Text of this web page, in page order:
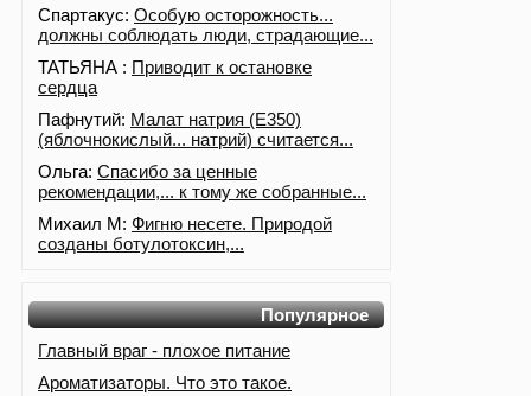
Спартакус: Особую осторожность...
должны соблюдать люди, страдающие...
ТАТЬЯНА : Приводит к остановке
сердца
Пафнутий: Малат натрия (E350)
(яблочнокислый... натрий) считается...
Ольга: Спасибо за ценные
рекомендации,... к тому же собранные...
Михаил М: Фигню несете. Природой
созданы ботулотоксин,...
Популярное
Главный враг - плохое питание
Ароматизаторы. Что это такое.